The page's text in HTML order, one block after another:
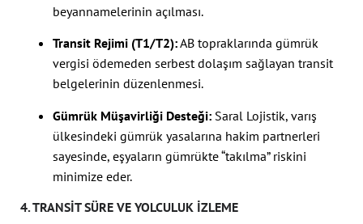
beyannamelerinin açılması.
Transit Rejimi (T1/T2):AB topraklarında gümrük
vergisi ödemeden serbest dolaşım sağlayan transit
belgelerinin düzenlenmesi.
Gümrük Müşavirliği Desteği: Saral Lojistik, varış
ülkesindeki gümrük yasalarına hakim partnerleri
sayesinde, eşyaların gümrükte “takılma” riskini
minimize eder.
4. TRANSIT SÜRE VE YOLCULUK İZLEME